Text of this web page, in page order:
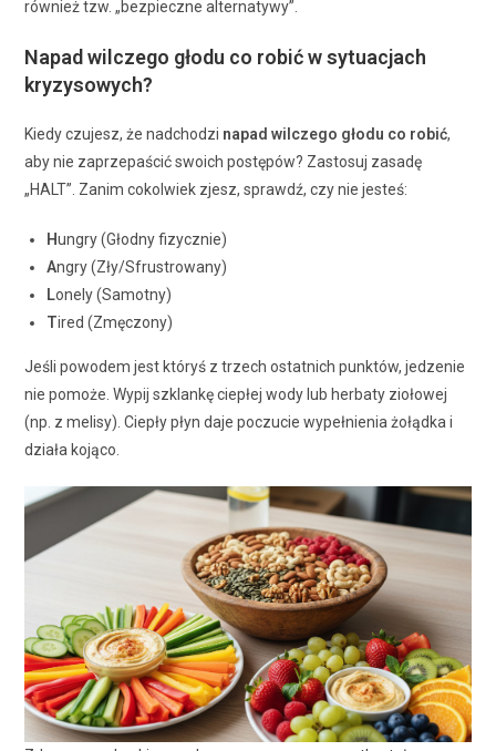
również tzw. „bezpieczne alternatywy”.
Napad wilczego głodu co robić w sytuacjach
kryzysowych?
Kiedy czujesz, że nadchodzi napad wilczego głodu co robić,
aby nie zaprzepaścić swoich postępów? Zastosuj zasadę
„HALT”. Zanim cokolwiek zjesz, sprawdź, czy nie jesteś:
Hungry (Głodny fizycznie)
Angry (Zły/Sfrustrowany)
Lonely (Samotny)
Tired (Zmęczony)
Jeśli powodem jest któryś z trzech ostatnich punktów, jedzenie
nie pomoże. Wypij szklankę ciepłej wody lub herbaty ziołowej
(np. z melisy). Ciepły płyn daje poczucie wypełnienia żołądka i
działa kojąco.